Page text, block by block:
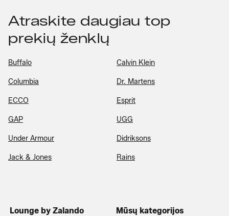
Atraskite daugiau top
prekių ženklų
Buffalo Calvin Klein
Columbia Dr. Martens
ECCO Esprit
GAP UGG
Under Armour Didriksons
Jack & Jones Rains
Lounge by Zalando Mūsų kategorijos